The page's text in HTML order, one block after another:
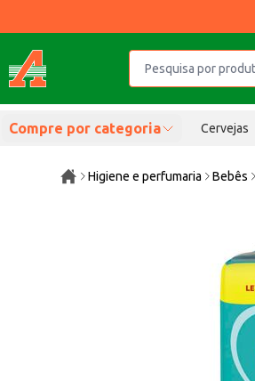
Compre por categoria Cervejas
Higiene e perfumaria Bebês